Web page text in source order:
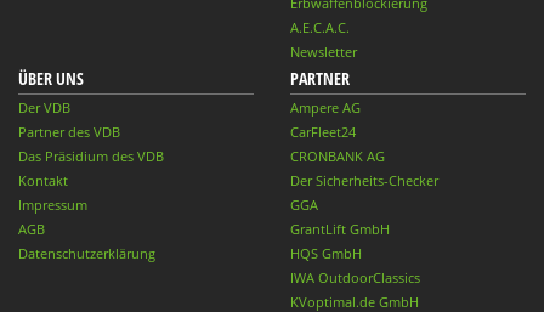
A.E.C.A.C.
Newsletter
ÜBER UNS
Der VDB
Partner des VDB
Das Präsidium des VDB
Kontakt
Impressum
AGB
Datenschutzerklärung
PARTNER
Ampere AG
CarFleet24
CRONBANK AG
Der Sicherheits-Checker
GGA
GrantLift GmbH
HQS GmbH
IWA OutdoorClassics
KVoptimal.de GmbH